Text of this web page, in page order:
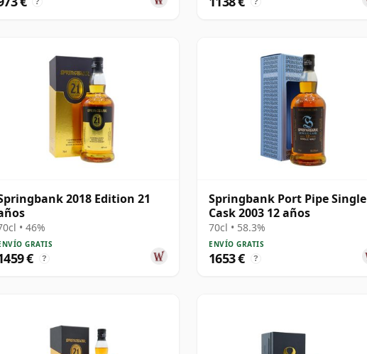
2018 Edition 21
• 46%
GRATIS
€ ?
Springbank Port Pipe Single
Cask 2003 12 años
70cl • 58.3%
ENVÍO GRATIS
1653 € ?